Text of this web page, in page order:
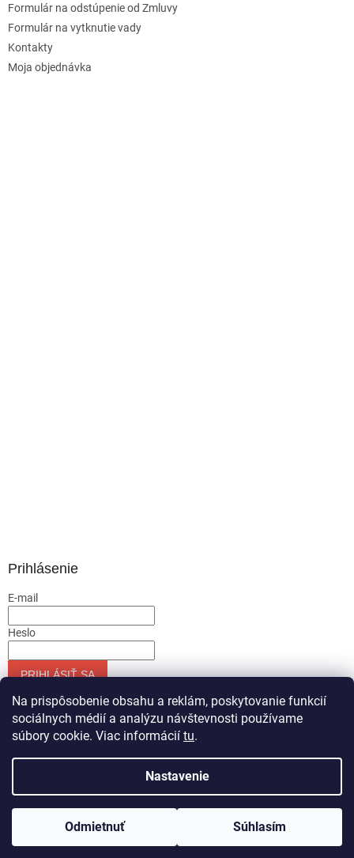
Na prispôsobenie obsahu a reklám, poskytovanie funkcií
sociálnych médií a analýzu návštevnosti používame
súbory cookie. Viac informácií tu.
Nastavenie
Odmietnuť Súhlasím
Formulár na odstúpenie od Zmluvy
Formulár na vytknutie vady
Kontakty
Moja objednávka
Prihlásenie
E-mail
Heslo
PRIHLÁSIŤ SA
Nová registráciaZabudnuté heslo
Servis-runar sro
Upraviť nastavenie cookies